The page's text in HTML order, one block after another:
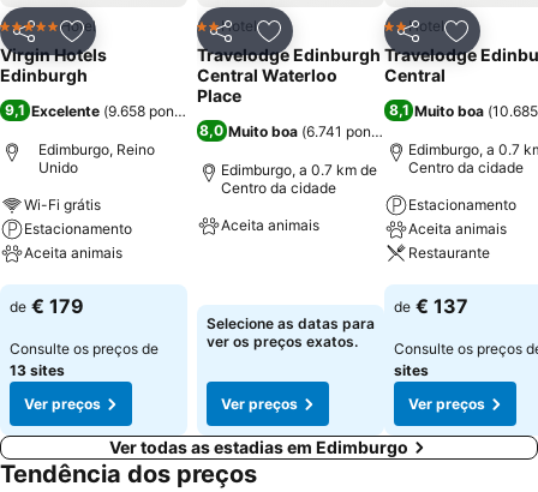
PartilharAdicionar aos favoritos
5 EstrelasHotel
Virgin Hotels
Edinburgh
9,1 Excelente (9.658 pontuações
Edimburgo, Reino
Unido
Wi-Fi grátis
Estacionamento
Aceita animais
Ver preços
de € 179
Consulte os preços de
13 sites
Ver preços
PartilharAdicionar aos favoritos
2 Estrelas
Hotel
Travelodge Edinburgh
Central Waterloo
Place
8,0 Muito boa (6.741 pontuações
Edimburgo, a 0.7 km de
Centro da cidade
Aceita animais
Selecione as datas para
ver os preços exatos.
Ver preços
Partilhar
2 Estrelas
Hotel
Travelodge
Central
8,1 Muito boa (
Edimburgo, a 0.7
Centro da cidade
Estacionamento
Aceita animais
Restaurante
Ver preços
de € 137
Consulte os preços
sites
Ver preços
Ver todas as estadias em Edimburgo
Tendência dos preços